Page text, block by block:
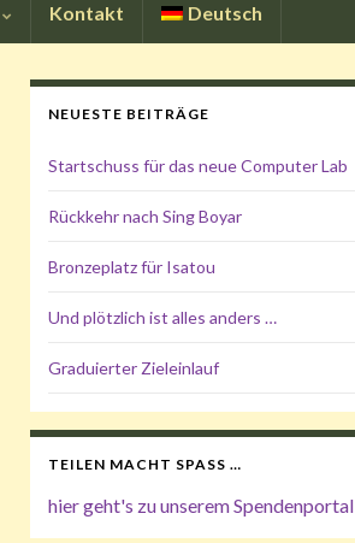
Kontakt Deutsch
NEUESTE BEITRÄGE
Startschuss für das neue Computer Lab
Rückkehr nach Sing Boyar
Bronzeplatz für Isatou
Und plötzlich ist alles anders …
Graduierter Zieleinlauf
TEILEN MACHT SPASS …
hier geht's zu unserem Spendenportal